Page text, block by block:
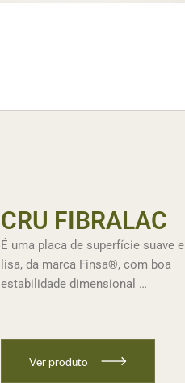
CRU FIBRALAC
É uma placa de superfície suave e
lisa, da marca Finsa®, com boa
estabilidade dimensional …
Verproduto